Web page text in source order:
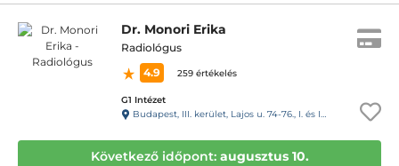
Dr. Monori Erika
Radiológus
4.9
259 értékelés
G1 Intézet
Budapest, III. kerület, Lajos u. 74-76., I. és III. emelet.
Következő időpont: augusztus 10.